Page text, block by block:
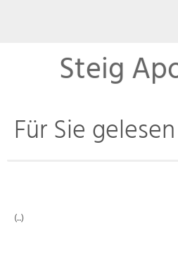
Steig
Für Sie gelesen
(..)